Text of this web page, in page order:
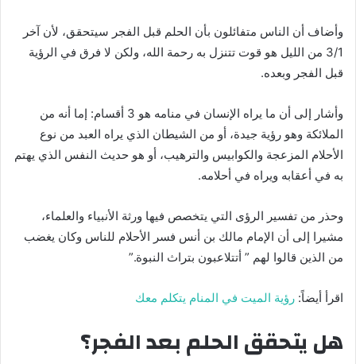
وأضاف أن الناس متفائلون بأن الحلم قبل الفجر سيتحقق، لأن آخر
3/1 من الليل هو قوت تتنزل به رحمة الله، ولكن لا فرق في الرؤية
قبل الفجر وبعده.
وأشار إلى أن ما يراه الإنسان في منامه هو 3 أقسام: إما أنه من
الملائكة وهو رؤية جيدة، أو من الشيطان الذي يراه العبد من نوع
الأحلام المزعجة والكوابيس والترهيب، أو هو حديث النفس الذي يهتم
به في أعقابه ويراه في أحلامه.
وحذر من تفسير الرؤى التي يتخصص فيها ورثة الأنبياء والعلماء،
مشيرا إلى أن الإمام مالك بن أنس فسر الأحلام للناس وكان يغضب
من الذين قالوا لهم ” أتتلاعبون بتراث النبوة.”
اقرأ أيضاً: رؤية الميت في المنام يتكلم معك
هل يتحقق الحلم بعد الفجر؟